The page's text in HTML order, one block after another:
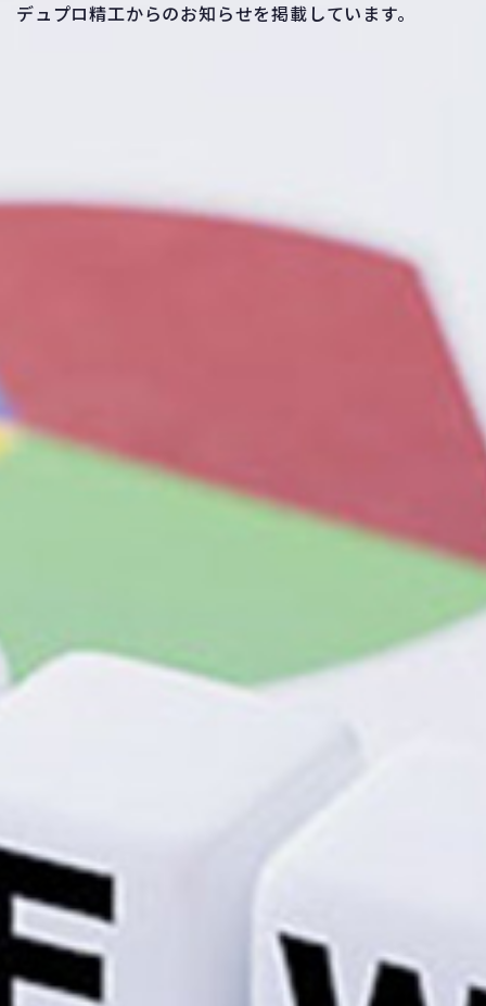
デュプロ精工からのお知らせを掲載しています。